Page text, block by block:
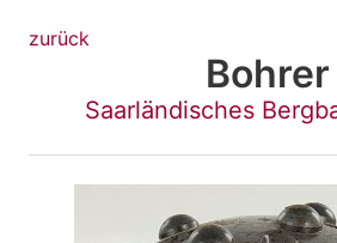
zurück
Bohrer
Saarländisches